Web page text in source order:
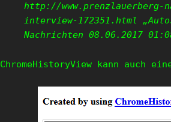
http://
interview-172351.html
Nachrichten 08.06.2017
ChromeHistoryView kann auch